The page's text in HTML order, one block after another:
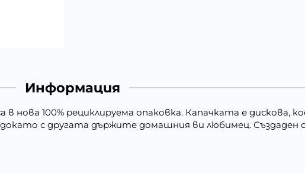
Информация
нова 100% рециклируема опаковка. Капачката е дискова,
с другата държите домашния ви любимец. Създаден